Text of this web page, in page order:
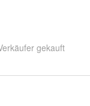
gekauft